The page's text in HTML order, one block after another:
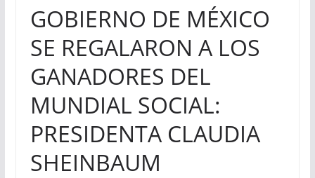
GOBIERNO DE MÉXICO
SE REGALARON A LOS
GANADORES DEL
MUNDIAL SOCIAL:
PRESIDENTA CLAUDIA
SHEINBAUM